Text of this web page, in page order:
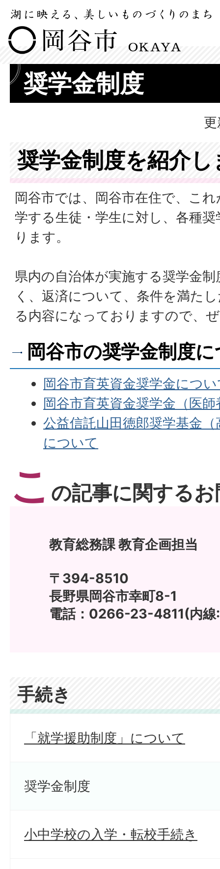
奨学金制度
奨学金制度を紹介し
岡谷市では、岡谷市在住で、こ
学する生徒・学生に対し、各種
ります。
県内の自治体が実施する奨学金
く、返済について、条件を満た
る内容になっておりますので、
岡谷市の奨学金制度
岡谷市育英資金奨学金につ
岡谷市育英資金奨学金（医
公益信託山田徳郎奨学基金
について
こ の記事に関する
教育総務課 教育企画担当
〒394-8510
長野県岡谷市幸町8-1
電話：0266-23-4811(内線
手続き
「就学援助制度」について
奨学金制度
小中学校の入学・転校手続き